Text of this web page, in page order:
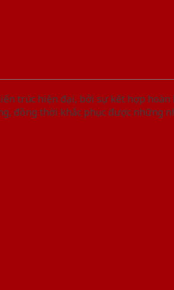
trúc hiện đại, bởi sự kết hợp
đồng thời khắc phục được những